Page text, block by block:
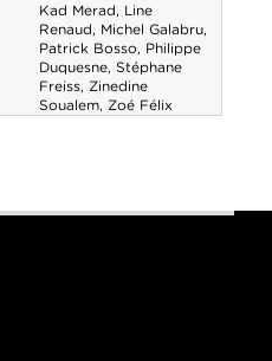
Kad Merad, Line
Renaud, Michel Galabru,
Patrick Bosso, Philippe
Duquesne, Stéphane
Freiss, Zinedine
Soualem, Zoé Félix